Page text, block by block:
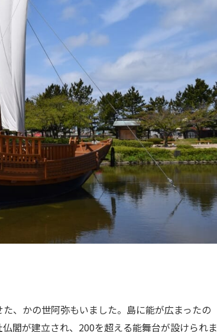
、かの世阿弥もいました。島に能が広まったの
閣が建立され、200を超える能舞台が設けられま